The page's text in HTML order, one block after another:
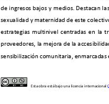
Esta obra está bajo una licencia internacional
de ingresos bajos y medios. Destacan l
sexualidad y maternidad de este colecti
estrategias multinivel centradas en la
proveedores, la mejora de la acc
sensibilización comunitaria, enmarcadas